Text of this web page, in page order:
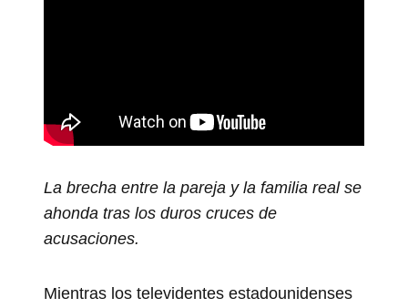
La brecha entre la pareja y la familia real se
ahonda tras los duros cruces de
acusaciones.
Mientras los televidentes estadounidenses